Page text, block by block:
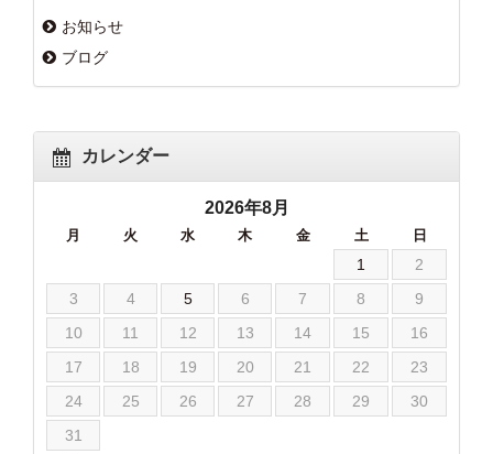
お知らせ
ブログ
カレンダー
2026年8月
月 火 水 木 金 土 日
1
2
3
4 5 6 7 8
9
10
11 12 13 14 15
16
17
18 19 20 21 22
23
24
25 26 27 28 29
30
31